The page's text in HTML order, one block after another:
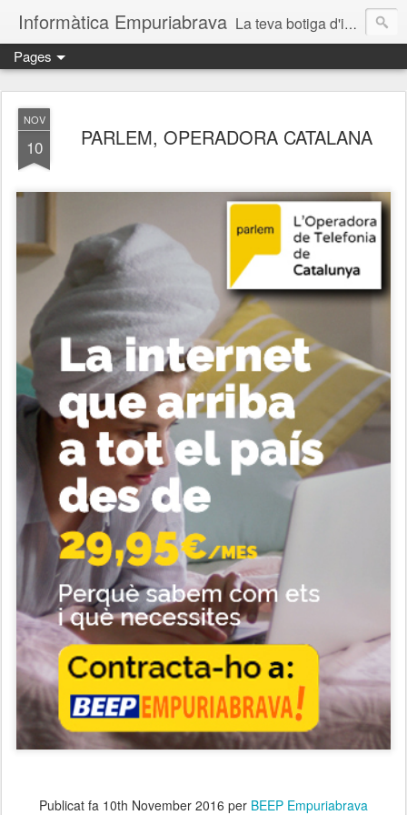
Informàtica Empuriabrava La teva botiga d'informàtica a Castelló d'Empúries. Reparació d'ordinadors. Reparación ordenadores Ampuriabrava. Reparació ordinadors Empuriabrava. Reparació ordinadors Roses. Reparació ordinadors Castelló d'Empúries. Servei técnic informàtic. Informàtica Empuriabrava. Informàtica Castello d'Empúries. SAT informàtic. Solucions informàtiques a prop.
Pages
NOV
10 PARLEM, OPERADORA CATALANA
Publicat fa 10th November 2016 per BEEP Empuriabrava